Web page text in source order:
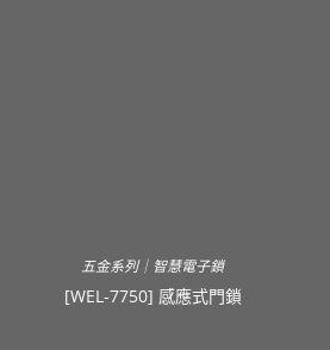
五金系列｜智慧電子鎖
[WEL-7750] 感應式門鎖